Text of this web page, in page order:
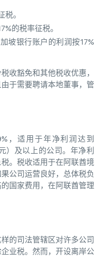
税。
的税率征税。
坡银行账户的利润按17%
收豁免和其他税收优惠，
于需要聘请本地董事，管
，适用于年净利润达到
及以上的公司。年净利
。税收适用于在阿联酋境
公司运营良好，总体税负
国家费用，在阿联酋管理
的司法管辖区对许多公司
业税。然而，开设离岸公